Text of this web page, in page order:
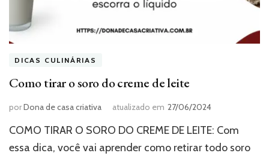
DICAS CULINÁRIAS
Como tirar o soro do creme de leite
porDona de casa criativa atualizado em 27/06/2024
COMO TIRAR O SORO DO CREME DE LEITE: Com
essa dica, você vai aprender como retirar todo soro